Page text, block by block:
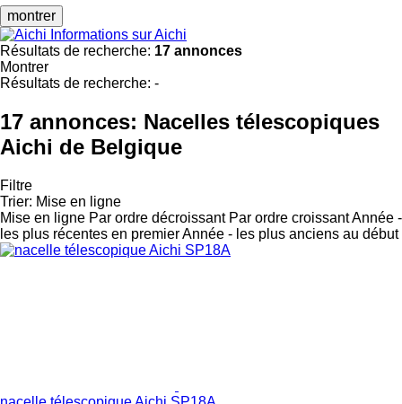
montrer
Informations sur Aichi
Résultats de recherche: 17 annonces
Montrer
Résultats de recherche: -
17 annonces: Nacelles télescopiques
Aichi de Belgique
Filtre
Trier: Mise en ligne
Mise en ligne Par ordre décroissant Par ordre croissantAnnée -
les plus récentes en premierAnnée - les plus anciens au début